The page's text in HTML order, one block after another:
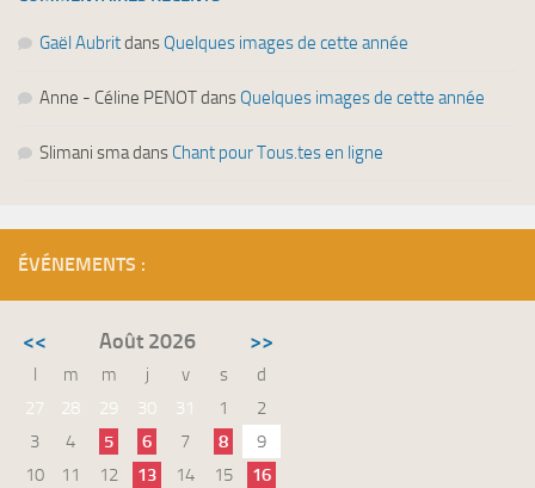
Gaël Aubritdans Quelques images de cette année
Anne - Céline PENOTdans Quelques images de cette année
Slimani smadans Chant pour Tous.tes en ligne
ÉVÉNEMENTS :
<< Août 2026 >>
l m m j v s
d
27
28 29 30 31 1
2
3
4 5 6 7 8
9
10
11 12 13 14 15
16